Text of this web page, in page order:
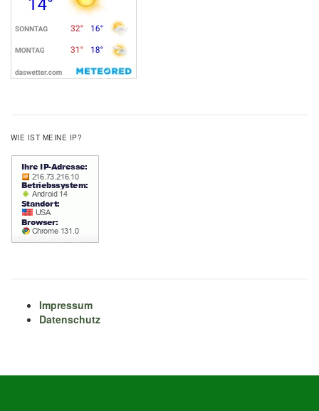
WIE IST MEINE IP?
Impressum
Datenschutz